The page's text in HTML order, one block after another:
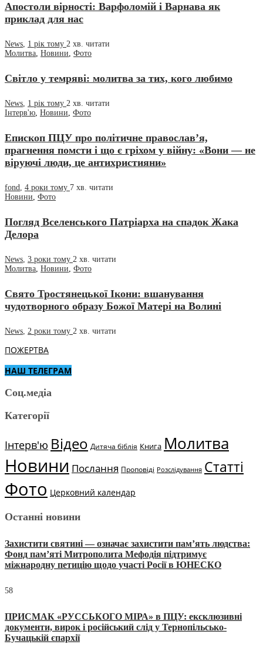
Апостоли вірності: Варфоломій і Варнава як
приклад для нас
News, 1 рік тому 2 хв. читати
Молитва, Новини, Фото
Світло у темряві: молитва за тих, кого любимо
News, 1 рік тому 2 хв. читати
Інтерв'ю, Новини, Фото
Епископ ПЦУ про політичне православ’я,
прагнення помсти і що є гріхом у війну: «Вони — не
віруючі люди, це антихристияни»
fond 4 роки тому 7 хв. читати
Новини Фото
Погляд Вселенського Патріарха на спадок Жака
Делора
News 3 роки тому 2 хв. читати
Молитва Новини Фото
Свято Тростянецької Ікони: вшанування
чудотворного образу Божої Матері на Волині
News 2 роки тому 2 хв. читати
ПОЖЕРТВА
НАШ ТЕЛЕГРАМ
Соц.медіа
Категорії
Інтерв'ю Відео Дитяча біблія Книга Молитва
Новини Послання Проповіді Розслідування Статті
Фото Церковний календар
Останні новини
Захистити святині — означає захистити пам’ять людства:
Фонд пам’яті Митрополита Мефодія підтримує
міжнародну петицію щодо участі Росії в ЮНЕСКО
58
ПРИСМАК «РУССЬКОГО МІРА» в ПЦУ: ексклюзивні
документи, вирок і російський слід у Тернопільсько-
Бучацькій єпархії